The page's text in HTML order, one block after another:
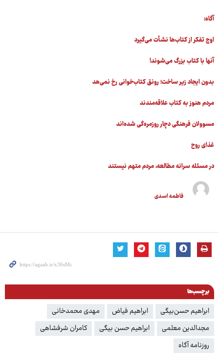
آگاه:
اوج تفکر از کتاب‌ها نشأت می‌گیرد
آنها با کتاب بزرگ می‌شوند!
بدون ایجاد زیر ساخت؛ رونق کتاب‌خوانی رخ نمی‌هد
مردم هنوز به کتاب علاقه‌مندند
مسوولان فرهنگی دچار روزمره‌گی شده‌اند
غذای روح
در مسئله سرانه مطالعه، مردم متهم نیستند
فاطمه اسدی
برچسب‌ها
ابراهیم حسن‌بیگی ابراهیم فیاض
مهدی محمدخانی
مجدالدین معلمی
ابراهیم حسن بیگی
کامران شرفشاهی
روزنامه آگاه